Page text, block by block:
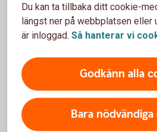
Vill du börja använda
fått det?
Om du vill använda ditt nya
innan du fått det hemskickat,
digital plånbok (Wallet), till
Samsung Pay och Swedbank
ansluta ditt kort till en Wallet
Du kan ta tillbaka ditt cookie-
längst ner på webbplatsen eller
är inloggad. Så hanterar vi
Godkänn alla
Bara